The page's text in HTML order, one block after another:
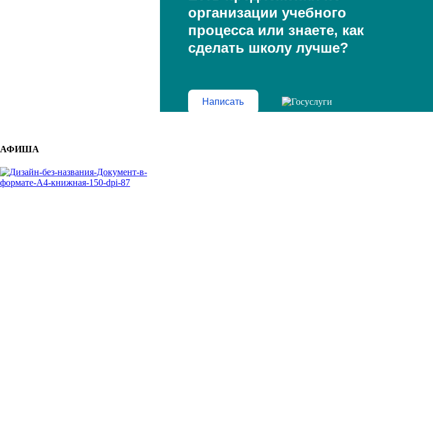
организации учебного
процесса или знаете, как
сделать школу лучше?
Написать
АФИША